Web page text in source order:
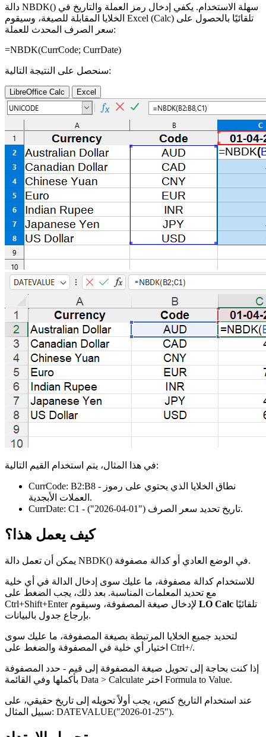
دالة NBDK() سهلة الاستخدام. يكفي إدخال رمز العملة والتاريخ في
الخلايا المقابلة للصيغة، وسيقوم Excel (Calc) تلقائيًا بالحصول على
سعر الصرف المحدث للعملة:
=NBDK(CurrCode; CurrDate)
سنحصل على النتيجة التالية:
LibreOffice Calc Excel
في هذا المثال، يتم استخدام القيم التالية:
CurrCode: B2:B8 - نطاق الخلايا الذي يحتوي على رموز
العملات الأبجدية.
CurrDate: C1 - تاريخ تحديد سعر الصرف ("01-04-2026") .
كيف يعمل هذا؟
يمكن أن تعمل دالة NBDK() في الوضع العادي أو كدالة مصفوفة.
للاستخدام كدالة مصفوفة، ما عليك سوى إدخال الدالة في أي خلية
مع تحديد المعلمات المناسبة. بعد ذلك، يجب الضغط على
LO Calc
بإرجاع جدول بالبيانات.
لتحديد جميع الخلايا المرتبطة بصيغة المصفوفة، ما عليك سوى
اختيار أي خلية في المصفوفة والضغط على Ctrl+/.
إذا كنت بحاجة إلى تحويل صيغة المصفوفة إلى قيم - حدد المصفوفة
Data > Calculate Formula to Value.
عند استخدام التاريخ كنص، يجب أولاً تحويله إلى تاريخ حقيقي، على
سبيل المثال: DATEVALUE("2026-01-25").